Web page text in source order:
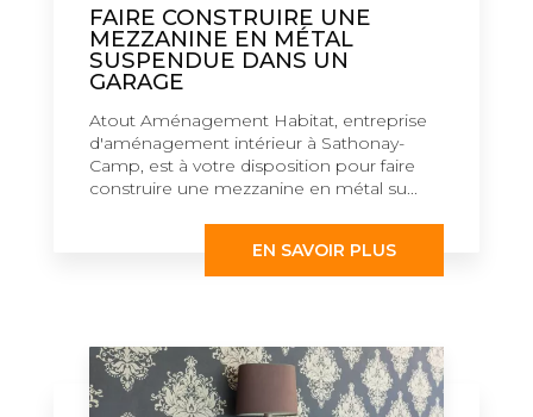
FAIRE CONSTRUIRE UNE
MEZZANINE EN MÉTAL
SUSPENDUE DANS UN
GARAGE
Atout Aménagement Habitat, entreprise
d'aménagement intérieur à Sathonay-
Camp, est à votre disposition pour faire
construire une mezzanine en métal su...
EN SAVOIR PLUS